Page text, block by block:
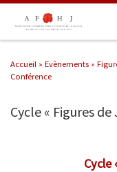
Passer au contenu
Accueil » Evènements »
Conférence
Cycle « Figures
Cycle